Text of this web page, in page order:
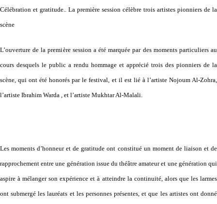
Célébration et gratitude.. La première session célèbre trois artistes pionniers de la
scène
L’ouverture de la première session a été marquée par des moments particuliers au
cours desquels le public a rendu hommage et apprécié trois des pionniers de la
scène, qui ont été honorés par le festival, et il est lié à l’artiste Nojoum Al-Zohra,
l’artiste Ibrahim Warda , et l’artiste Mukhtar Al-Malali.
Les moments d’honneur et de gratitude ont constitué un moment de liaison et de
rapprochement entre une génération issue du théâtre amateur et une génération qui
aspire à mélanger son expérience et à atteindre la continuité, alors que les larmes
ont submergé les lauréats et les personnes présentes, et que les artistes ont donné